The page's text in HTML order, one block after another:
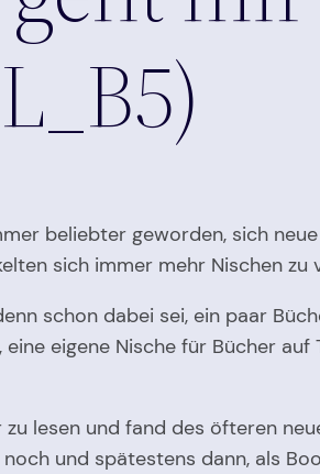
beliebter geworden, sich
sich immer mehr Nischen
schon dabei sei, ein paar
eigene Nische für Bücher
lesen und fand des öfteren
und spätestens dann, als